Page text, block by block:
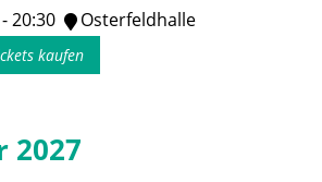
20:30
Osterfeldhalle
kaufen
2027